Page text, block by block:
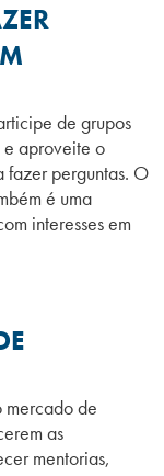
de grupos
e aproveite o
fazer perguntas. O
é uma
interesses em
mercado de
as
mentorias,